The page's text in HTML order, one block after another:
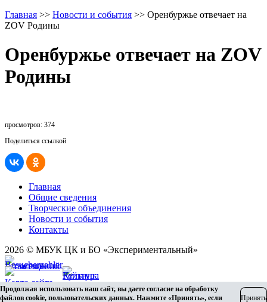
Главная >> Новости и события >> Оренбуржье отвечает на
ZOV Родины
Оренбуржье отвечает на ZOV
Родины
просмотров: 374
Поделиться ссылкой
Главная
Общие сведения
Творческие объединения
Новости и события
Контакты
2026 © МБУК ЦК и БО «Экспериментальный»
Карта сайта
Разработка сайта
Продолжая использовать наш сайт, вы даете согласие на обработку
файлов cookie, пользовательских данных. Нажмите «Принять», если
Принять